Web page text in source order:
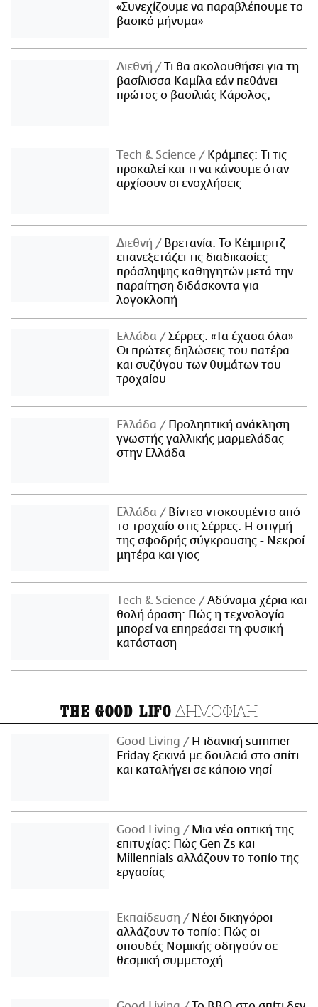
«Συνεχίζουμε να παραβλέπουμε το
βασικό μήνυμα»
Διεθνή
Τι θα ακολουθήσει για τη
βασίλισσα Καμίλα εάν πεθάνει
πρώτος ο βασιλιάς Κάρολος;
Τech & Science
Κράμπες: Τι τις
προκαλεί και τι να κάνουμε όταν
αρχίσουν οι ενοχλήσεις
Διεθνή
Βρετανία: Το Κέιμπριτζ
επανεξετάζει τις διαδικασίες
πρόσληψης καθηγητών μετά την
παραίτηση διδάσκοντα για
λογοκλοπή
Ελλάδα
Σέρρες: «Τα έχασα όλα» -
Οι πρώτες δηλώσεις του πατέρα
και συζύγου των θυμάτων του
τροχαίου
Ελλάδα
Προληπτική ανάκληση
γνωστής γαλλικής μαρμελάδας
στην Ελλάδα
Ελλάδα
Βίντεο ντοκουμέντο από
το τροχαίο στις Σέρρες: Η στιγμή
της σφοδρής σύγκρουσης - Νεκροί
μητέρα και γιος
Τech & Science
Αδύναμα χέρια και
θολή όραση: Πώς η τεχνολογία
μπορεί να επηρεάσει τη φυσική
κατάσταση
THE GOOD LIFO ΔΗΜΟΦΙΛΗ
Good Living
Η ιδανική summer
Friday ξεκινά με δουλειά στο σπίτι
και καταλήγει σε κάποιο νησί
Good Living
Μια νέα οπτική της
επιτυχίας: Πώς Gen Zs και
Millennials αλλάζουν το τοπίο της
εργασίας
Εκπαίδευση
Νέοι δικηγόροι
αλλάζουν το τοπίο: Πώς οι
σπουδές Νομικής οδηγούν σε
θεσμική συμμετοχή